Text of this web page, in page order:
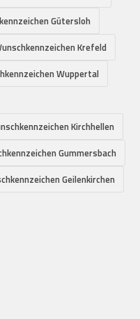
Gütersloh
Krefeld
Wuppertal
Kirchhellen
Gummersbach
Geilenkirchen